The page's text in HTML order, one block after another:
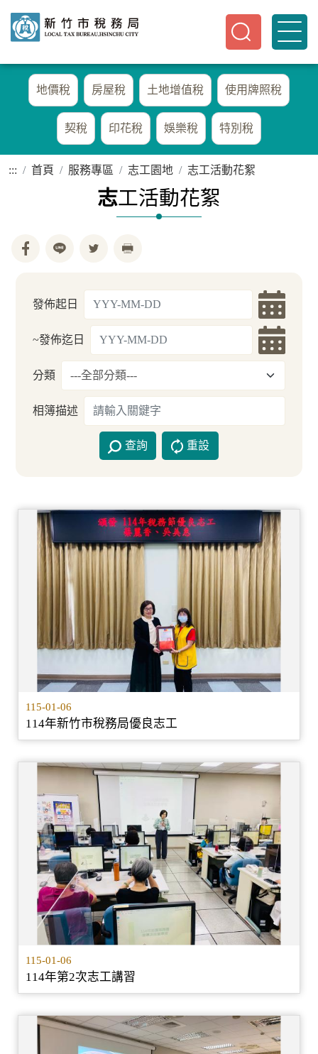
地價稅 房屋稅 土地增值稅 使用牌照稅
契稅 印花稅 娛樂稅 特別稅
::: 首頁 服務專區 志工園地 志工活動花絮
志工活動花絮
發佈起日
~發佈迄日
分類
相簿描述
查詢 重設
115-01-06
114年新竹市稅務局優良志工
115-01-06
114年第2次志工講習